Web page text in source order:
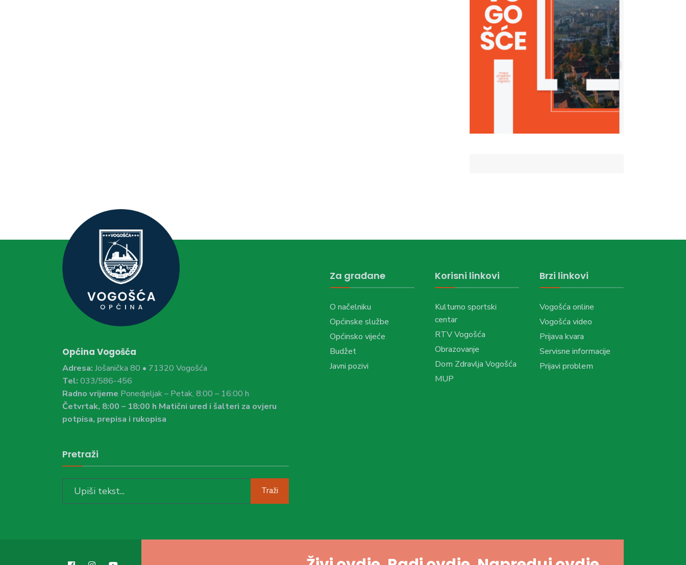
Općina Vogošća
Adresa: Jošanička 80 • 71320 Vogošća
Tel: 033/586-456
Radno vrijeme Ponedjeljak – Petak, 8:00 – 16:00 h
Četvrtak, 8:00 – 18:00 h Matični ured i šalteri za ovjeru
potpisa, prepisa i rukopisa
Pretraži
Traži
Za građane
O načelniku
Općinske službe
Općinsko vijeće
Budžet
Javni pozivi
Korisni linkovi
Kulturno sportski
centar
RTV Vogošća
Obrazovanje
Dom Zdravlja Vogošća
MUP
Brzi linkovi
Vogošća online
Vogošća video
Prijava kvara
Servisne informacije
Prijavi problem